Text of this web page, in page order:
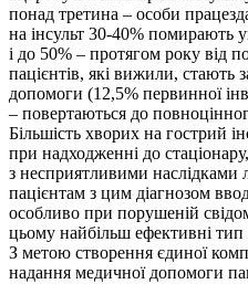
понад третина – особи
на інсульт 30-40% помирають
і до 50% – протягом року від
пацієнтів, які вижили, стають
допомоги (12,5% первинної
– повертаються до
Більшість хворих на гострий
при надходженні до
з несприятливими наслідками
пацієнтам з цим діагнозом
особливо при порушеній
цьому найбільш ефективні тип
З метою створення єдиної
надання медичної допомоги